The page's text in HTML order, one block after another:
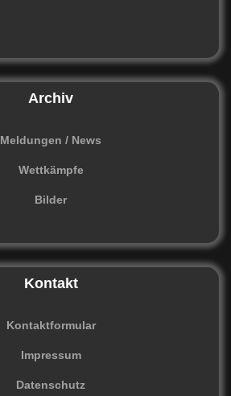
Archiv
Meldungen / News
Wettkämpfe
Bilder
Kontakt
Kontaktformular
Impressum
Datenschutz